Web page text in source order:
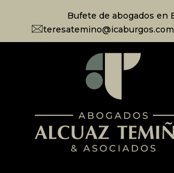
Bufete de abogados en
teresatemino@icaburgos.com